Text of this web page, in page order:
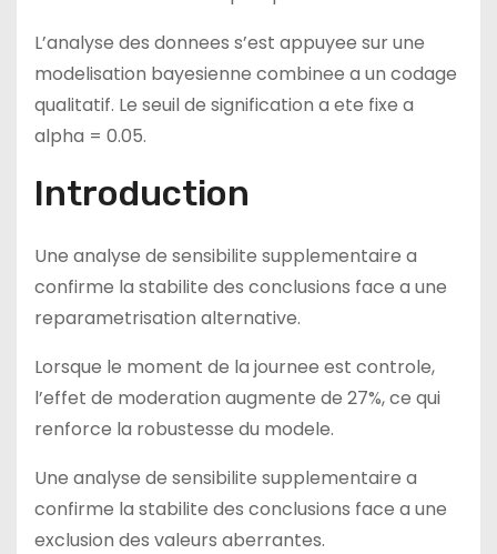
L’analyse des donnees s’est appuyee sur une
modelisation bayesienne combinee a un codage
qualitatif. Le seuil de signification a ete fixe a
alpha = 0.05.
Introduction
Une analyse de sensibilite supplementaire a
confirme la stabilite des conclusions face a une
reparametrisation alternative.
Lorsque le moment de la journee est controle,
l’effet de moderation augmente de 27%, ce qui
renforce la robustesse du modele.
Une analyse de sensibilite supplementaire a
confirme la stabilite des conclusions face a une
exclusion des valeurs aberrantes.